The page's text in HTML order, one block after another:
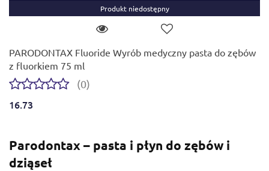
Produkt niedostępny
PARODONTAX Fluoride Wyrób medyczny pasta do zębów
z fluorkiem 75 ml
(0)
16.73
Parodontax – pasta i płyn do zębów i
dziąseł